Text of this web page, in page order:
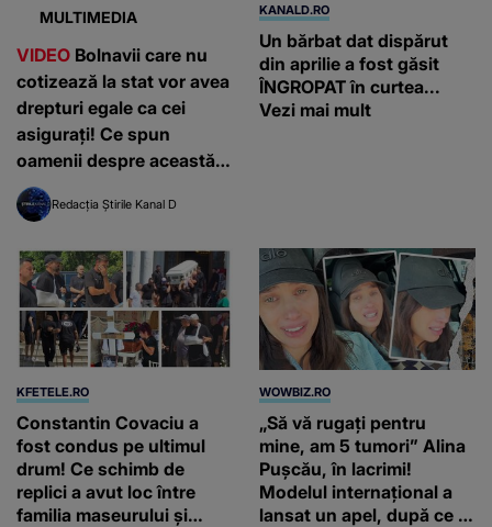
MULTIMEDIA
VIDEO Bolnavii care nu
cotizează la stat vor avea
drepturi egale ca cei
asigurați! Ce spun
oamenii despre această
decizie?
Redacția Știrile Kanal D
KANALD.RO
Un bărbat dat dispărut
din aprilie a fost găsit
ÎNGROPAT în curtea...
Vezi mai mult
KFETELE.RO
Constantin Covaciu a
fost condus pe ultimul
drum! Ce schimb de
replici a avut loc între
familia maseurului și
WOWBIZ.RO
„Să vă rugați pentru
mine, am 5 tumori” Alina
Pușcău, în lacrimi!
Modelul internațional a
lansat un apel, după ce a